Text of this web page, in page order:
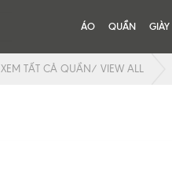
ÁO QUẦN GIÀY
XEM TẤT CẢ QUẦN/ VIEW ALL